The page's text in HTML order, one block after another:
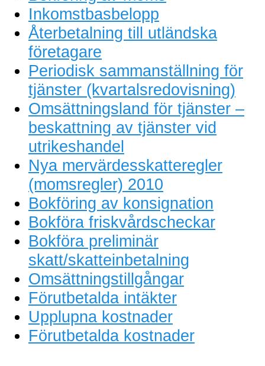
Inkomstbasbelopp
Återbetalning till utländska
företagare
Periodisk sammanställning för
tjänster (kvartalsredovisning)
Omsättningsland för tjänster –
beskattning av tjänster vid
utrikeshandel
Nya mervärdesskatteregler
(momsregler) 2010
Bokföring av konsignation
Bokföra friskvårdscheckar
Bokföra preliminär
skatt/skatteinbetalning
Omsättningstillgångar
Förutbetalda intäkter
Upplupna kostnader
Förutbetalda kostnader